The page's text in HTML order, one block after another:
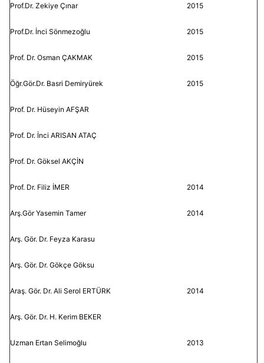
Prof.Dr. Zekiye Çınar 2015
Prof.Dr. İnci Sönmezoğlu 2015
Prof. Dr. Osman ÇAKMAK 2015
Öğr.Gör.Dr. Basri Demiryürek 2015
Prof. Dr. Hüseyin AFŞAR
Prof. Dr. İnci ARISAN ATAÇ
Prof. Dr. Göksel AKÇİN
Prof. Dr. Filiz İMER 2014
Arş.Gör Yasemin Tamer 2014
Arş. Gör. Dr. Feyza Karasu
Arş. Gör. Dr. Gökçe Göksu
Araş. Gör. Dr. Ali Serol ERTÜRK 2014
Arş. Gör. Dr. H. Kerim BEKER
Uzman Ertan Selimoğlu 2013